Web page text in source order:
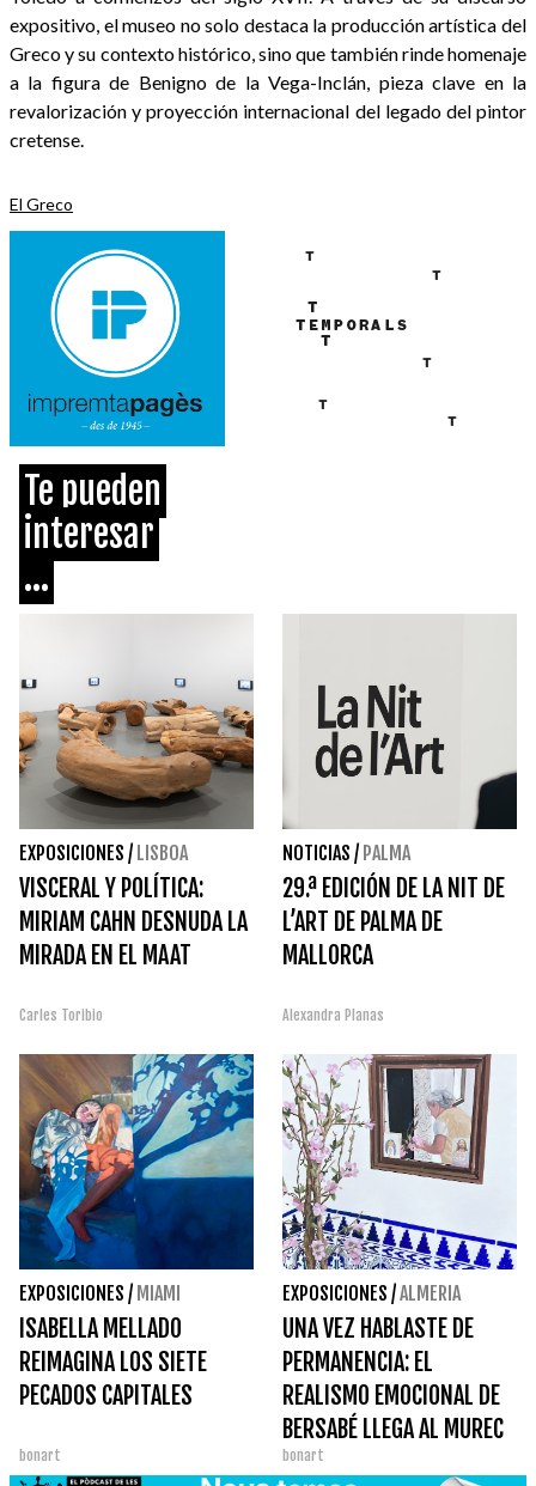
expositivo, el museo no solo destaca la producción artística del
Greco y su contexto histórico, sino que también rinde homenaje
a la figura de Benigno de la Vega-Inclán, pieza clave en la
revalorización y proyección internacional del legado del pintor
cretense.
El Greco
Te pueden
interesar
...
EXPOSICIONES / LISBOA
VISCERAL Y POLÍTICA:
MIRIAM CAHN DESNUDA LA
MIRADA EN EL MAAT
Carles Toribio
NOTICIAS / PALMA
29.ª EDICIÓN DE LA NIT DE
L’ART DE PALMA DE
MALLORCA
Alexandra Planas
EXPOSICIONES / MIAMI
ISABELLA MELLADO
REIMAGINA LOS SIETE
PECADOS CAPITALES
bonart
EXPOSICIONES /ALMERIA
UNA VEZ HABLASTE DE
PERMANENCIA: EL
REALISMO EMOCIONAL DE
BERSABÉ LLEGA AL MUREC
bonart